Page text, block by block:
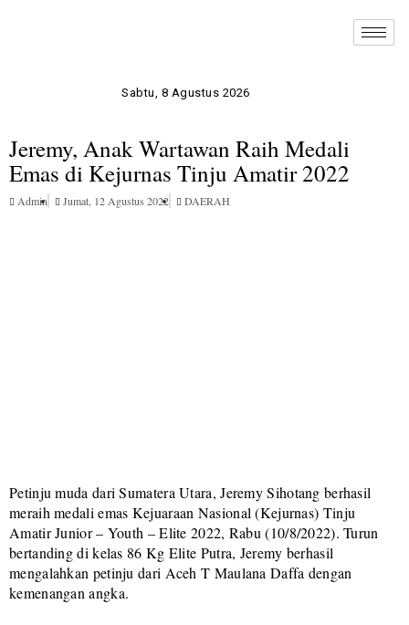
Sabtu, 8 Agustus 2026
Jeremy, Anak Wartawan Raih Medali
Emas di Kejurnas Tinju Amatir 2022
Admin Jumat, 12 Agustus 2022 DAERAH
Petinju muda dari Sumatera Utara, Jeremy Sihotang berhasil
meraih medali emas Kejuaraan Nasional (Kejurnas) Tinju
Amatir Junior – Youth – Elite 2022, Rabu (10/8/2022). Turun
bertanding di kelas 86 Kg Elite Putra, Jeremy berhasil
mengalahkan petinju dari Aceh T Maulana Daffa dengan
kemenangan angka.